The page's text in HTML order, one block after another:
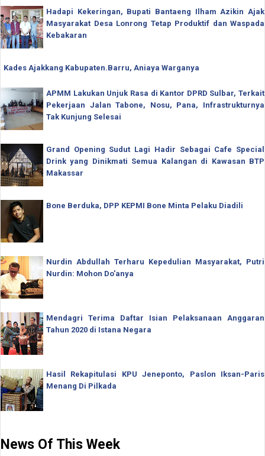
Hadapi Kekeringan, Bupati Bantaeng Ilham Azikin Ajak
Masyarakat Desa Lonrong Tetap Produktif dan Waspada
Kebakaran
Kades Ajakkang Kabupaten.Barru, Aniaya Warganya
APMM Lakukan Unjuk Rasa di Kantor DPRD Sulbar, Terkait
Pekerjaan Jalan Tabone, Nosu, Pana, Infrastrukturnya
Tak Kunjung Selesai
Grand Opening Sudut Lagi Hadir Sebagai Cafe Special
Drink yang Dinikmati Semua Kalangan di Kawasan BTP
Makassar
Bone Berduka, DPP KEPMI Bone Minta Pelaku Diadili
Nurdin Abdullah Terharu Kepedulian Masyarakat, Putri
Nurdin: Mohon Do'anya
Mendagri Terima Daftar Isian Pelaksanaan Anggaran
Tahun 2020 di Istana Negara
Hasil Rekapitulasi KPU Jeneponto, Paslon Iksan-Paris
Menang Di Pilkada
News Of This Week